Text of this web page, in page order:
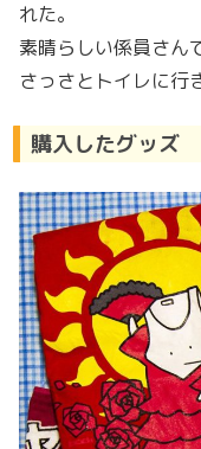
れた。
素晴らしい係員さん
さっさとトイレに行
購入したグッズ